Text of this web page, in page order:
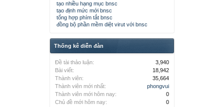
tạo nhiều hạng mục bnsc
tạo định mức mới bnsc
tổng hợp phím tắt bnsc
đồng bộ phần mềm diệt virut với bnsc
Thống kê diễn đàn
Đề tài thảo luận:
3,940
Bài viết:
18,942
Thành viên:
35,664
Thành viên mới nhất:
phongvui
Thành viên mới hôm nay:
0
Chủ đề mới hôm nay:
0